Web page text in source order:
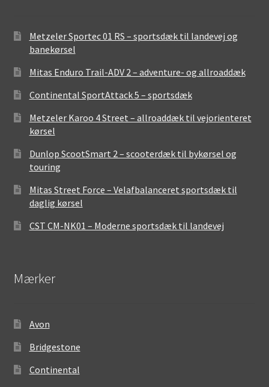
Metzeler Sportec 01 RS – sportsdæk til landevej og
banekørsel
Mitas Enduro Trail-ADV 2 – adventure- og allroaddæk
Continental SportAttack 5 – sportsdæk
Metzeler Karoo 4 Street – allroaddæk til vejorienteret
kørsel
Dunlop ScootSmart 2 – scooterdæk til bykørsel og
touring
Mitas Street Force – Velafbalanceret sportsdæk til
daglig kørsel
CST CM-NK01 – Moderne sportsdæk til landevej
Mærker
Avon
Bridgestone
Continental